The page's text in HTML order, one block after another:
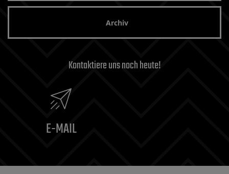
Archiv
Kontaktiere uns noch heute!
E-MAIL